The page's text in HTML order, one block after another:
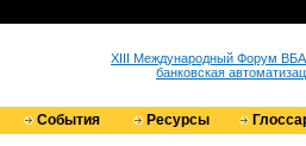
XIII Международный Форум
банковская
События Ресурсы